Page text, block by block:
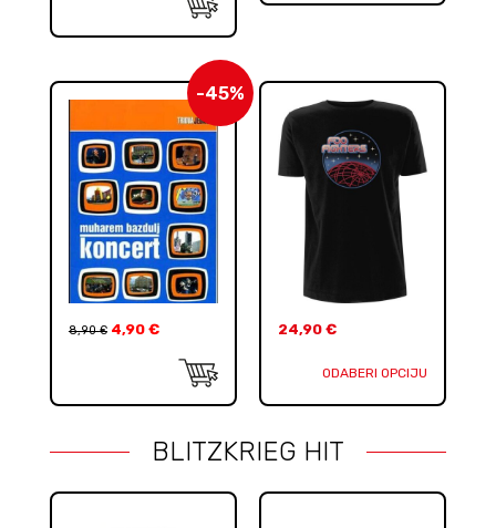
-45%
8,90€ 4,90 € 24,90 €
ODABERI OPCIJU
BLITZKRIEG HIT